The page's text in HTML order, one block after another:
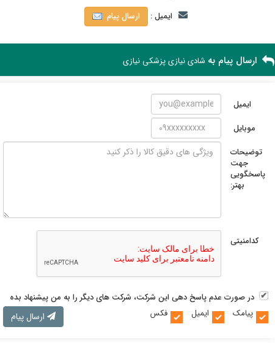
ایمیل :
ارسال پیام
ارسال پیام به شادی نیازی پزشکی نیازی
ایمیل
موبایل
توضیحات
جهت
پاسخگویی
بهتر:
کدامنیتی
در صورت عدم پاسخ دهی این شرکت، شرکت های دیگر را به من پیشنهاد بده
پیامک
ایمیل فکس ارسال پیام